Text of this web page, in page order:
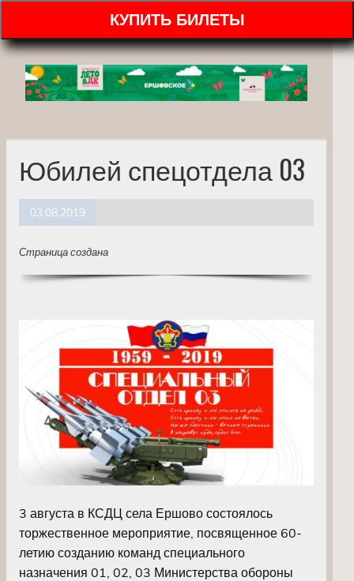
КУПИТЬ БИЛЕТЫ
Юбилей спецотдела 03
03.08.2019
Страница создана
3 августа в КСДЦ села Ершово состоялось
торжественное мероприятие, посвященное 60-
летию созданию команд специального
назначения 01, 02, 03 Министерства обороны